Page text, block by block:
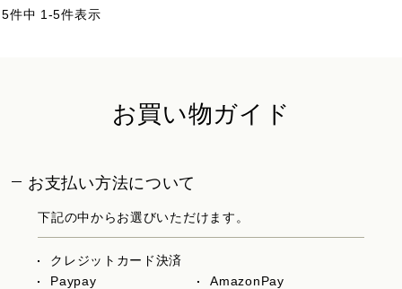
5件中 1 -5件表示
お買い物ガイド
お支払い方法について
下記の中からお選びいただけます。
クレジットカード決済
Paypay
AmazonPay